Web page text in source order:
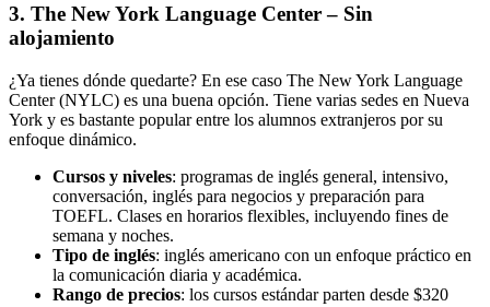
3. The New York Language Center – Sin
alojamiento
¿Ya tienes dónde quedarte? En ese caso The New York Language
Center (NYLC) es una buena opción. Tiene varias sedes en Nueva
York y es bastante popular entre los alumnos extranjeros por su
enfoque dinámico.
Cursos y niveles: programas de inglés general, intensivo,
conversación, inglés para negocios y preparación para
TOEFL. Clases en horarios flexibles, incluyendo fines de
semana y noches.
Tipo de inglés: inglés americano con un enfoque práctico en
la comunicación diaria y académica.
Rango de precios: los cursos estándar parten desde $320